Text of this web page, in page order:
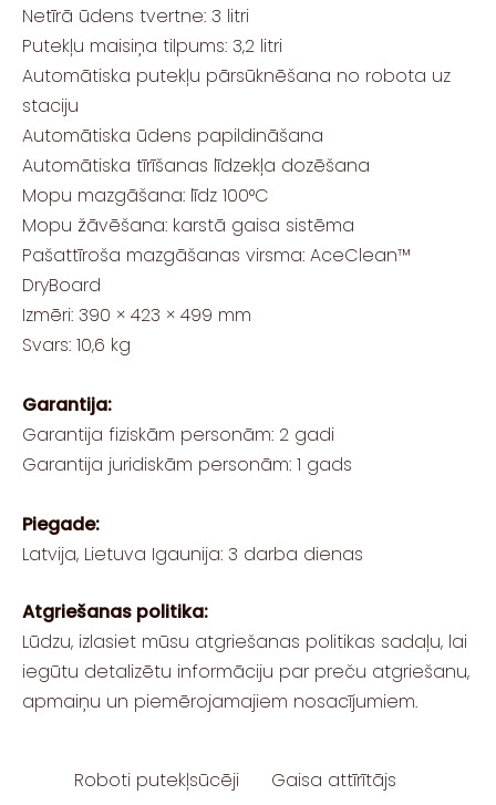
Netīrā ūdens tvertne: 3 litri
Putekļu maisiņa tilpums: 3,2 litri
Automātiska putekļu pārsūknēšana no robota uz
staciju
Automātiska ūdens papildināšana
Automātiska tīrīšanas līdzekļa dozēšana
Mopu mazgāšana: līdz 100°C
Mopu žāvēšana: karstā gaisa sistēma
Pašattīroša mazgāšanas virsma: AceClean™
DryBoard
Izmēri: 390 × 423 × 499 mm
Svars: 10,6 kg
Garantija:
Garantija fiziskām personām: 2 gadi
Garantija juridiskām personām: 1 gads
Piegade:
Latvija, Lietuva Igaunija: 3 darba dienas
Atgriešanas politika:
Lūdzu, izlasiet mūsu atgriešanas politikas sadaļu, lai
iegūtu detalizētu informāciju par preču atgriešanu,
apmaiņu un piemērojamajiem nosacījumiem.
Roboti putekļsūcēji Gaisa attīrītājs